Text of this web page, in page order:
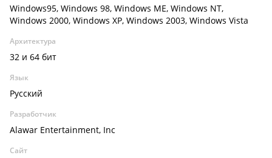
Windows95, Windows 98, Windows ME, Windows NT,
Windows 2000, Windows XP, Windows 2003, Windows Vista
Архитектура
32 и 64 бит
Язык
Русский
Разработчик
Alawar Entertainment, Inc
Сайт